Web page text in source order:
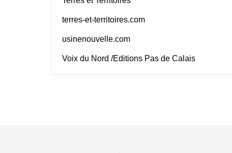
terres-et-territoires.com
usinenouvelle.com
Voix du Nord /Editions Pas de Calais